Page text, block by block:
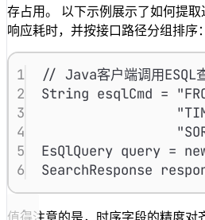
存占用。 以下示例展示了如何提
响应耗时，并按接口路径分组排序：
1
// Java客户端调用ESQL
2
String esqlCmd =
3
4
5
EsQlQuery query =
6
SearchResponse
值得注意的是，时序字段的精度对